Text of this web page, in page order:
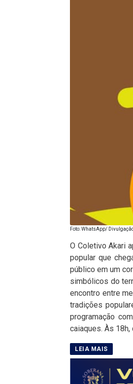
Foto: WhatsApp/
O Coletivo Akari
popular que
público em um
simbólicos do
encontro entre
tradições
programação
caiaques. Às